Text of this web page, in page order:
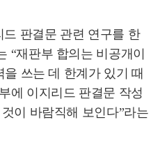
판결문 관련 연구를 한
“재판부 합의는 비공개이
쓰는 데 한계가 있기 때
에 이지리드 판결문 작성
이 바람직해 보인다”라는